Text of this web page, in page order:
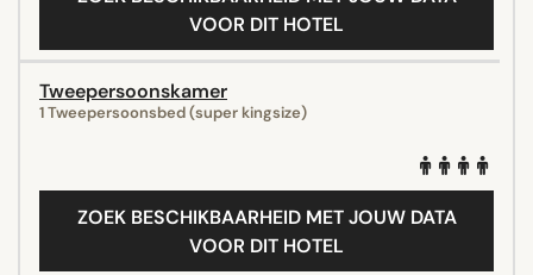
VOOR DIT HOTEL
Tweepersoonskamer
1 Tweepersoonsbed (super kingsize)
ZOEK BESCHIKBAARHEID MET JOUW DATA
VOOR DIT HOTEL